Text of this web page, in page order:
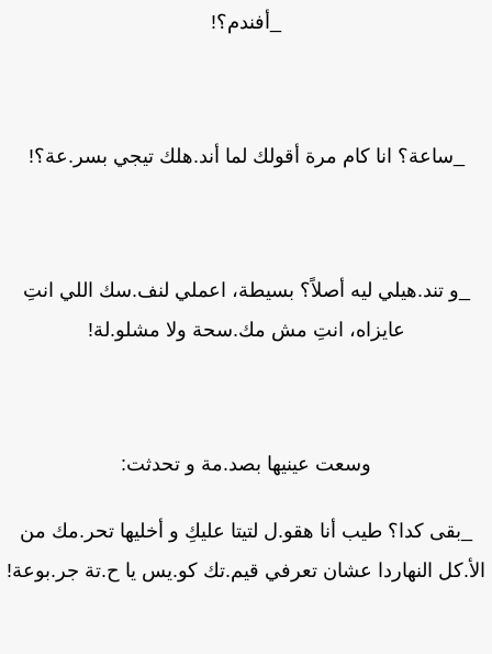
_أفندم؟!
_ساعة؟ انا كام مرة أقولك لما أند.هلك تيجي بسر.عة؟!
_و تند.هيلي ليه أصلاً؟ بسيطة، اعملي لنف.سك اللي انتِ
عايزاه، انتِ مش مك.سحة ولا مشلو.لة!
وسعت عينيها بصد.مة و تحدثت:
_بقى كدا؟ طيب أنا هقو.ل لتيتا عليكِ و أخليها تحر.مك من
النهاردا عشان تعرفي قيم.تك كو.يس يا ح.تة جر.بوعة!